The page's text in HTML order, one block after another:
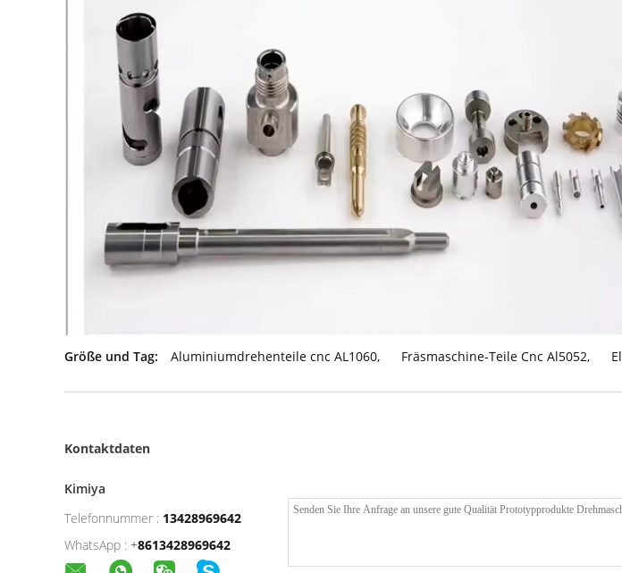
Größe und Tag: Aluminiumdrehenteile cnc AL1060, Fräsmaschine-Teile Cnc Al5052,
Kontaktdaten
Kimiya
Telefonnummer : 13428969642
WhatsApp : +8613428969642